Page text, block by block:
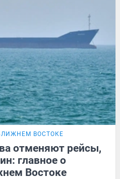
ВОСТОКЕ
отменяют рейсы,
главное о
Востоке